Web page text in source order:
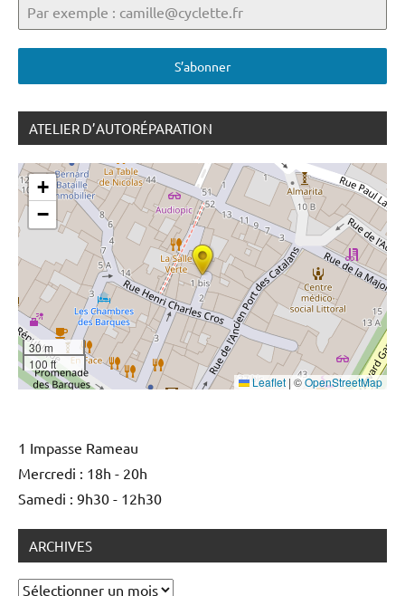
S’abonner
ATELIER D’AUTORÉPARATION
+
−
30 m
100 ft
Leaflet | ©OpenStreetMap
1 Impasse Rameau
Mercredi : 18h - 20h
Samedi : 9h30 - 12h30
ARCHIVES
Archives